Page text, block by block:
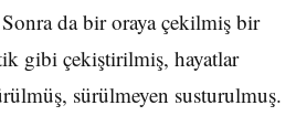
Sonra da bir oraya çekilmiş bir
gibi çekiştirilmiş, hayatlar
sürülmeyen susturulmuş.